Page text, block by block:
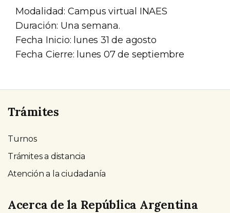
Modalidad: Campus virtual INAES
Duración: Una semana.
Fecha Inicio: lunes 31 de agosto
Fecha Cierre: lunes 07 de septiembre
Trámites
Turnos
Trámites a distancia
Atención a la ciudadanía
Acerca de la República Argentina